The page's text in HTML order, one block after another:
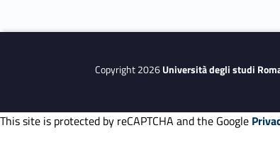
e
a
Copyright 2026Università degli studi
This site is protected by reCAPTCHA and the Google